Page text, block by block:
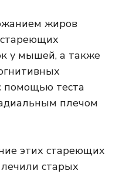
жиров
у мышей, а также
помощью теста
плечом
этих стареющих
старых